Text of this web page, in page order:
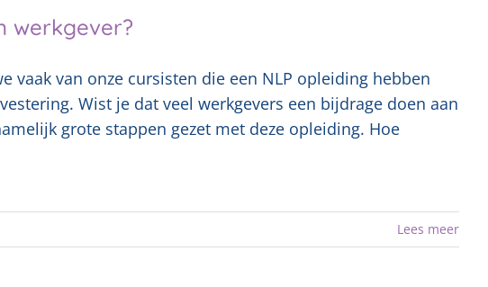
werkgever?
vaak van onze cursisten die een NLP opleiding hebben
Wist je dat veel werkgevers een bijdrage doen aan
grote stappen gezet met deze opleiding. Hoe
Lees meer